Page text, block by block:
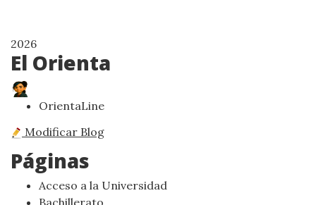
2026
El Orienta
OrientaLine
Modificar Blog
Páginas
Acceso a la Universidad
Bachillerato